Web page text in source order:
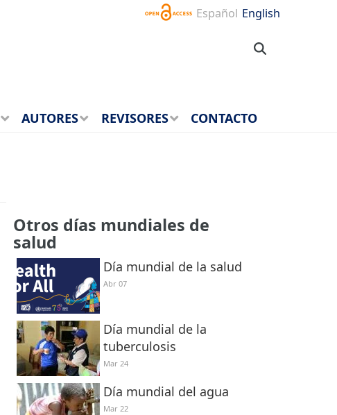
Español English
AUTORES REVISORES
CONTACTO
Otros días mundiales de
salud
Día mundial de la salud
Abr 07
Día mundial de la
tuberculosis
Mar 24
Día mundial del agua
Mar 22